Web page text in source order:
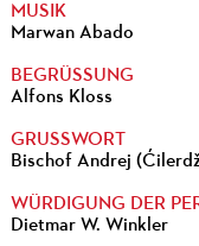
MUSIK
Marwan Abado
BEGRÜSSUNG
Alfons Kloss
GRUSSWORT
Bischof Andrej
WÜRDIGUNG DER
Dietmar W. Winkler